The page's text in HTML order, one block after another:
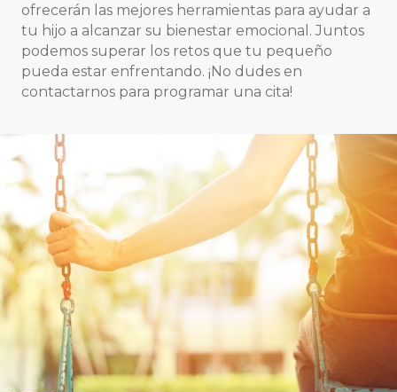
ofrecerán las mejores herramientas para ayudar a
tu hijo a alcanzar su bienestar emocional. Juntos
podemos superar los retos que tu pequeño
pueda estar enfrentando. ¡No dudes en
contactarnos para programar una cita!